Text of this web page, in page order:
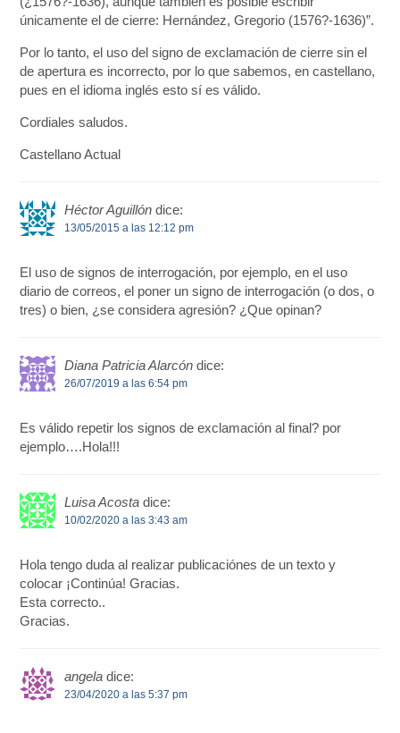
únicamente el de cierre: Hernández, Gregorio (1576?-1636)”.
Por lo tanto, el uso del signo de exclamación de cierre sin el
de apertura es incorrecto, por lo que sabemos, en castellano,
pues en el idioma inglés esto sí es válido.
Cordiales saludos.
Castellano Actual
Héctor Aguillón dice:
13/05/2015 a las 12:12 pm
El uso de signos de interrogación, por ejemplo, en el uso
diario de correos, el poner un signo de interrogación (o dos, o
tres) o bien, ¿se considera agresión? ¿Que opinan?
Diana Patricia Alarcón dice:
26/07/2019 a las 6:54 pm
Es válido repetir los signos de exclamación al final? por
ejemplo….Hola!!!
Luisa Acosta dice:
10/02/2020 a las 3:43 am
Hola tengo duda al realizar publicaciónes de un texto y
colocar ¡Continúa! Gracias.
Esta correcto..
Gracias.
angela dice:
23/04/2020 a las 5:37 pm